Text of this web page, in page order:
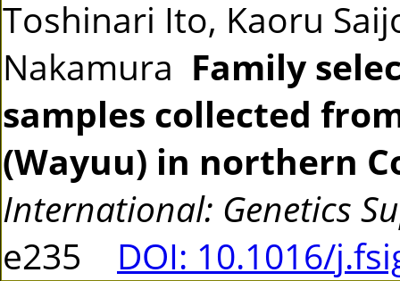
Toshinari Ito, Kaoru
Nakamura Family
samples collected
(Wayuu) in northern
International: Genetics
e235 DOI: 10.1016/